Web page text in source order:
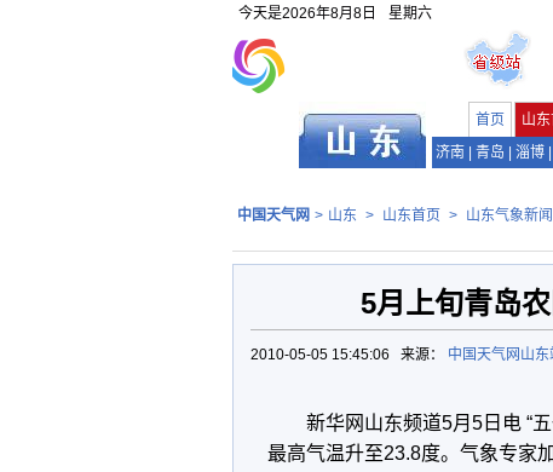
今天是2026年8月8日 星期六
首页 山
济南
青岛 淄博
中国天气网 > 山东 > 山东首页 > 山东气象新闻
5月上旬青岛
2010-05-05 15:45:06 来源： 中国天气网山东
新华网山东频道5月5日电 “
最高气温升至23.8度。气象专家